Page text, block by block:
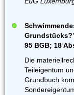
95 BGB; 18
Die
Teileigentum
Grundbuch